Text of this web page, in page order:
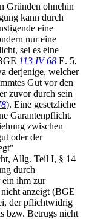
Gründen ohnehin
kann durch
eine
nur eine
sei es eine
113 IV 68 E. 5,
derjenige, welcher
Gut vor den
zuvor durch sein
). Eine gesetzliche
Garantenpflicht.
zwischen
oder der
Allg. Teil I, § 14
durch
ein ihm zur
anzeigt (BGE
der pflichtwidrig
bzw. Betrugs nicht